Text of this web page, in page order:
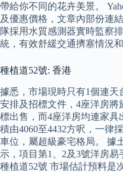
帶給你不同的花卉美景。
及優惠價格，文章內部份連
隊採用水質感測器實時監察
統，有效舒緩交通擠塞情況
種植道52號: 香港
據悉，市場現時只有1個連天
安排及招標文件，4座洋房將
標出售，而4座洋房均連家具
積由4060至4432方呎，一律
車位，屬超級豪宅格局。 據
示，項目第1、2及3號洋房易
種植道52號 市場估計預料是